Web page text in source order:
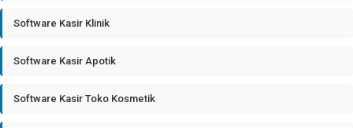
Software Kasir Klinik
Software Kasir Apotik
Software Kasir Toko Kosmetik